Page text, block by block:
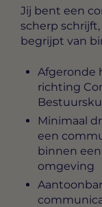
Jij bent een
scherp
begrijpt van
Afgeronde
richting
Minimaal
een
binnen
omgeving